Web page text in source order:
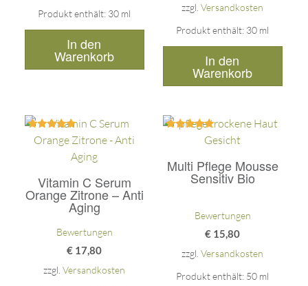
Produkt enthält: 30 ml
In den
Warenkorb
zzgl.Versandkosten
Produkt enthält: 30 ml
In den
Warenkorb
Vitamin C Serum
Orange Zitrone – Anti
Aging
Bewertet
mit
Bewertungen
€ 17,80
zzgl.Versandkosten
Multi Pflege Mousse
Sensitiv Bio
Bewertet
von 5
Bewertungen
€ 15,80
zzgl.Versandkosten
Produkt enthält: 50 ml